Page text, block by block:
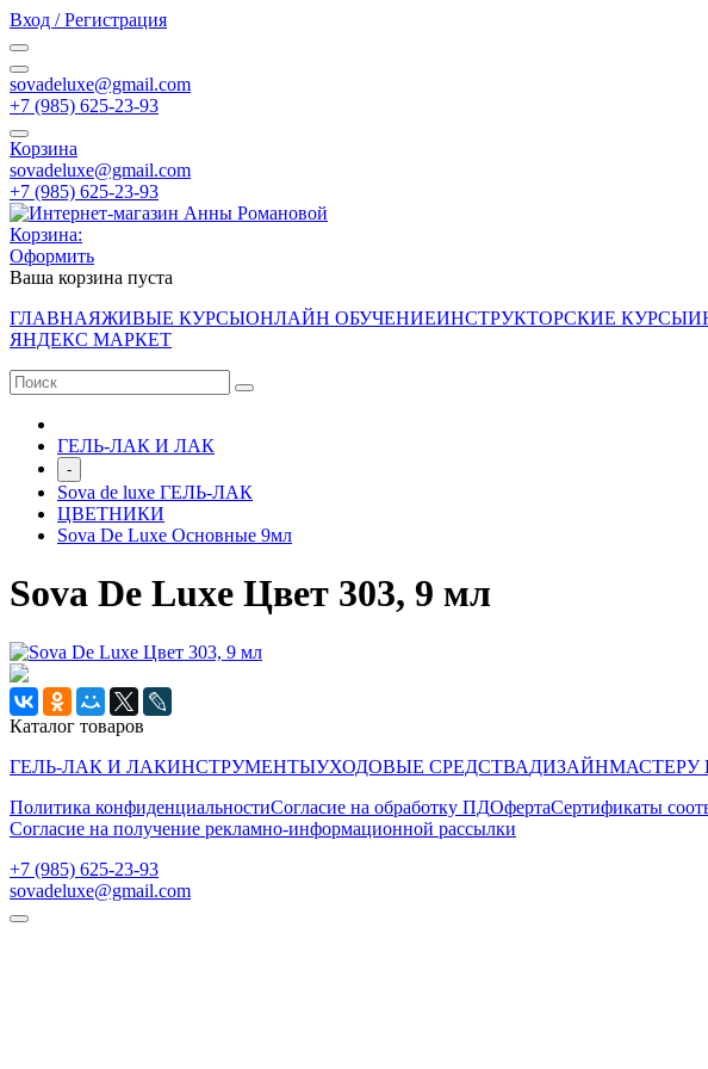
Вход / Регистрация
sovadeluxe@gmail.com
‭+7 (985) 625-23-93‬
Корзина
sovadeluxe@gmail.com
‭+7 (985) 625-23-93‬
Корзина:
Оформить
Ваша корзина пуста
ГЛАВНАЯЖИВЫЕ КУРСЫОНЛАЙН ОБУЧЕНИЕИНСТРУКТОРСКИЕ КУРСЫ
ЯНДЕКС МАРКЕТ
ГЕЛЬ-ЛАК И ЛАК
-
Sova de luxe ГЕЛЬ-ЛАК
ЦВЕТНИКИ
Sova De Luxe Основные 9мл
Sova De Luxe Цвет 303, 9 мл
Каталог товаров
ГЕЛЬ-ЛАК И ЛАКИНСТРУМЕНТЫУХОДОВЫЕ СРЕДСТВАДИЗАЙН
Политика конфиденциальностиСогласие на обработку ПДОфертаСертификаты
Согласие на получение рекламно-информационной рассылки
‭+7 (985) 625-23-93‬
sovadeluxe@gmail.com